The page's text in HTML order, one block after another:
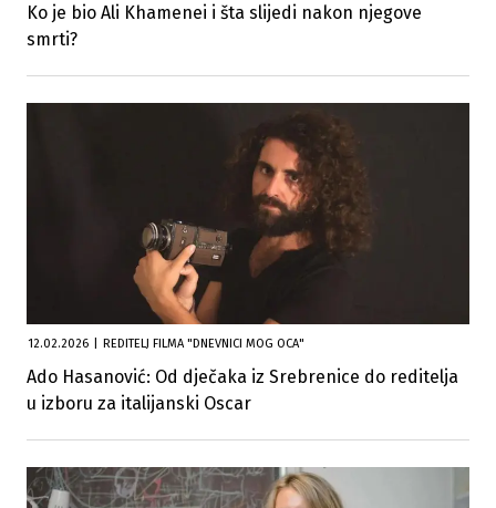
Ko je bio Ali Khamenei i šta slijedi nakon njegove
smrti?
12.02.2026 REDITELJ FILMA "DNEVNICI MOG OCA"
Ado Hasanović: Od dječaka iz Srebrenice do reditelja
u izboru za italijanski Oscar